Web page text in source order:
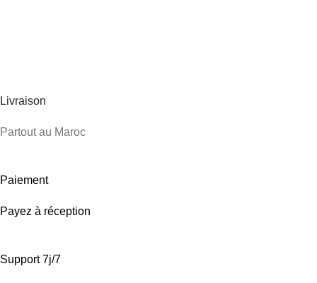
Livraison
Partout au Maroc
Paiement
Payez à réception
Support 7j/7